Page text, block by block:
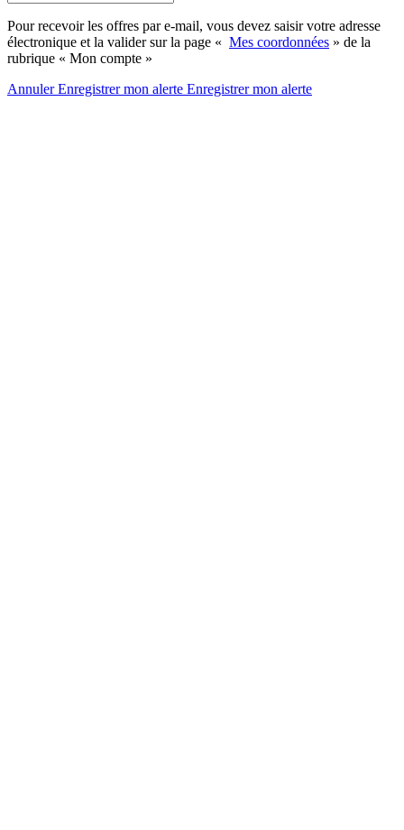
Pour recevoir les offres par e-mail, vous devez saisir votre adresse
électronique et la valider sur la page « Mes coordonnées » de la
rubrique « Mon compte »
AnnulerEnregistrer mon alerte Enregistrermon alerte